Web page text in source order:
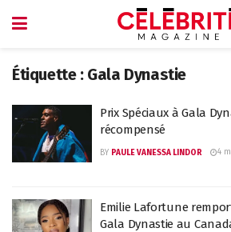
Étiquette : Gala Dynastie
Prix Spéciaux à Gala
récompensé
BY PAULE VANESSA LINDOR 4
Emilie Lafortune
Gala Dynastie au